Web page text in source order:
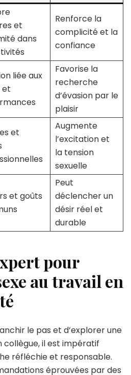
et
dans
Renforce la
complicité et la
confiance
liée aux
et
Favorise la
recherche
d’évasion par le
plaisir
et
Augmente
l’excitation et
la tension
sexuelle
et goûts
Peut
déclencher un
désir réel et
durable
pour
au travail en
le pas et d’explorer une
il est impératif
réfléchie et responsable.
éprouvées par des